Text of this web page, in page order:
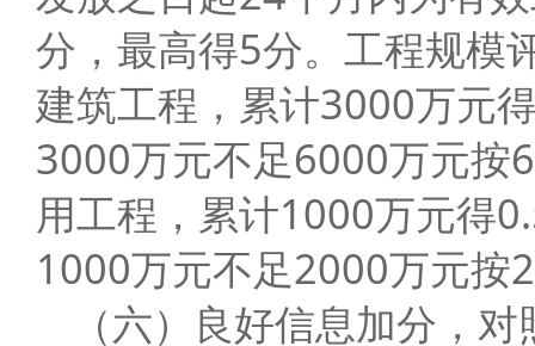
分，最高得5分。工程规模
建筑工程，累计3000万元
3000万元不足6000万元按
用工程，累计1000万元得
1000万元不足2000万元按
（六）良好信息加分，